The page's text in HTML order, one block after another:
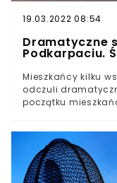
19.03.2022 08:54
Dramatyczne
Podkarpaciu.
Mieszkańcy kilku
odczuli
początku
reportażu "Gazety
przyniosła falę
powietrza, które
temperatura w